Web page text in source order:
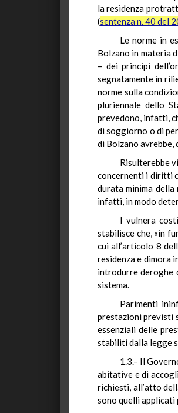
la residenza
(sentenza n. 40 del
Le norme in
Bolzano in materia
– dei principi
segnatamente in
norme sulla
pluriennale dello
prevedono, infatti,
di soggiorno o di
di Bolzano
Risulterebbe
concernenti i diritti
durata minima
infatti, in modo
I vulnera
stabilisce che, «in
cui all’articolo 8
residenza e dimora
introdurre deroghe
sistema.
Parimenti
prestazioni previsti
essenziali delle
stabiliti dalla legge
1.3.– Il
abitative e di
richiesti, all’atto
sono quelli